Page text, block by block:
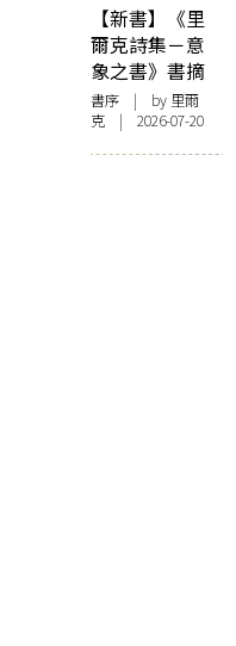
【新書】《里
爾克詩集－意
象之書》書摘
書序 | by 里爾
克 | 2026-07-20